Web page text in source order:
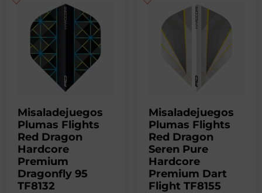
Misaladejuegos
Plumas Flights
Red Dragon
Hardcore
Premium
Dragonfly 95
TF8132
Misaladejuegos
Plumas Flights
Red Dragon
Seren Pure
Hardcore
Premium Dart
Flight TF8155